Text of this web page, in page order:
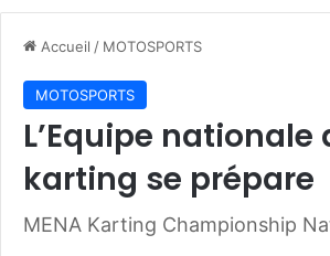
Accueil / MOTOSPORTS
MOTOSPORTS
L’Equipe nationale
karting se prépare
MENA Karting Championship